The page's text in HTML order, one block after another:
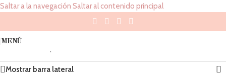
Saltar a la navegación Saltar al contenido principal
MENÚ
Mostrar barra lateral